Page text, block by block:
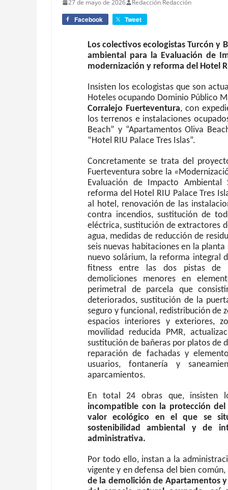
27 de mayo de 2026 Redacción Redacción
Facebook Tweet
Los colectivos ecologistas Turcón y
ambiental para la Evaluación de
modernización y reforma del Hotel
Insisten los ecologistas que son
Hoteles ocupando Dominio Público
Corralejo Fuerteventura, con
los terrenos e instalaciones
Beach” y “Apartamentos Oliva
“Hotel RIU Palace Tres Islas”.
Concretamente se trata del
Fuerteventura sobre la
Evaluación de Impacto
reforma del Hotel RIU Palace Tres
al hotel, renovación de las
contra incendios, sustitución de
eléctrica, sustitución de extractores
agua, medidas de reducción de
seis nuevas habitaciones en la
nuevo solárium, la reforma integral
fitness entre las dos pistas de
demoliciones menores en
perimetral de parcela que
deteriorados, sustitución de la
seguro y funcional, redistribución de
espacios interiores y exteriores,
movilidad reducida PMR,
sustitución de bañeras por platos de
reparación de fachadas y
usuarios, fontanería y
aparcamientos.
En total 24 obras que, insisten
incompatible con la protección
valor ecológico en el que se
sostenibilidad ambiental y de
administrativa.
Por todo ello, instan a la
vigente y en defensa del bien
de la demolición de Apartamentos